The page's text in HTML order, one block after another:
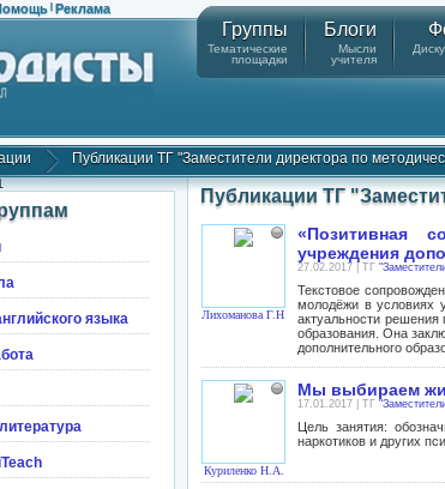
| Реклама
Группы
Тематические
площадки
Блоги
Мысли
учителя
Публикации ТГ "Заместители директора по
языка
Публикации ТГ
Лихоманова Г.Н.
«Позитивная
учреждения
27.02.2017 | ТГ
Текстовое
молодёжи в условиях
актуальности решения
образования. Она
дополнительного
Куриленко Н.А.
Мы выбираем
17.01.2017 | ТГ
Цель занятия:
наркотиков и других